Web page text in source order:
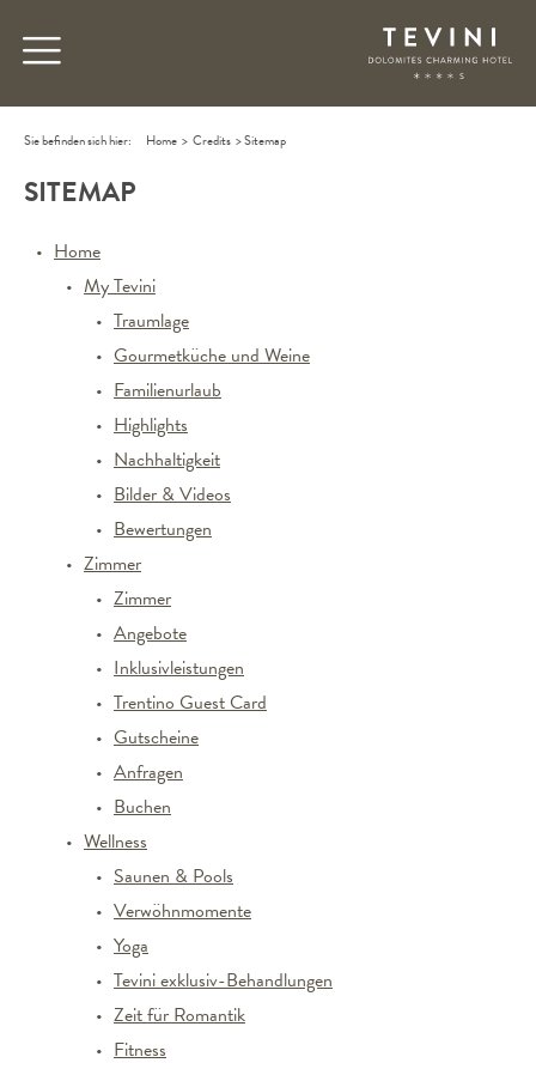
Sie befinden sich hier: Home > Credits >Sitemap
SITEMAP
Home
My Tevini
Traumlage
Gourmetküche und Weine
Familienurlaub
Highlights
Nachhaltigkeit
Bilder & Videos
Bewertungen
Zimmer
Zimmer
Angebote
Inklusivleistungen
Trentino Guest Card
Gutscheine
Anfragen
Buchen
Wellness
Saunen & Pools
Verwöhnmomente
Yoga
Tevini exklusiv-Behandlungen
Zeit für Romantik
Fitness